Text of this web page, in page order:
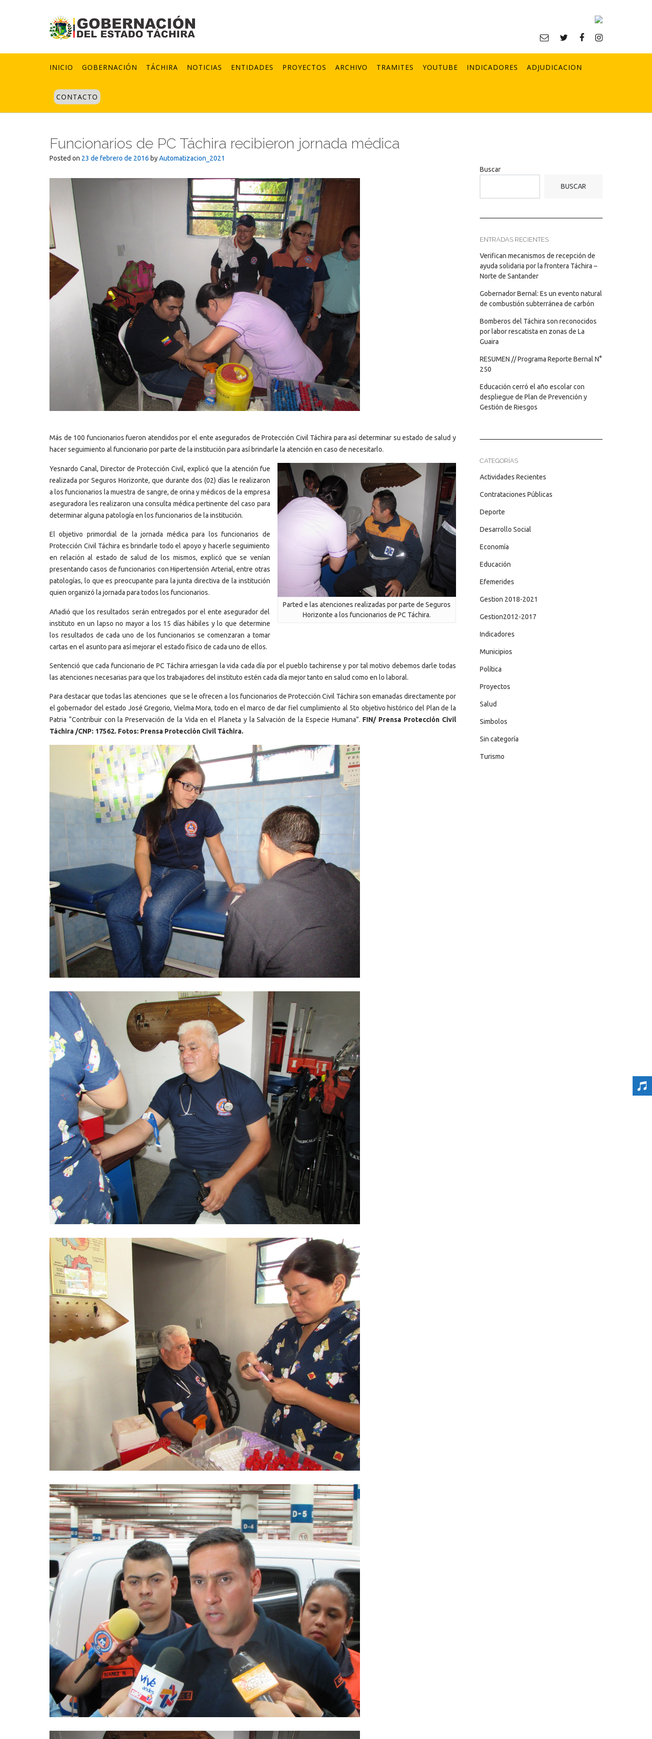
INICIO GOBERNACIÓN TÁCHIRA NOTICIAS ENTIDADES PROYECTOS ARCHIVO TRAMITES YOUTUBE INDICADORES ADJUDICACION
CONTACTO
Funcionarios de PC Táchira recibieron jornada médica
Posted on 23 de febrero de 2016 byAutomatizacion_2021
Más de 100 funcionarios fueron atendidos por el ente asegurados de Protección Civil Táchira para así determinar su estado de salud y
hacer seguimiento al funcionario por parte de la institución para así brindarle la atención en caso de necesitarlo.
Parted e las atenciones realizadas por parte de Seguros
Horizonte a los funcionarios de PC Táchira.
Yesnardo Canal, Director de Protección Civil, explicó que la atención fue
realizada por Seguros Horizonte, que durante dos (02) días le realizaron
a los funcionarios la muestra de sangre, de orina y médicos de la empresa
aseguradora les realizaron una consulta médica pertinente del caso para
determinar alguna patología en los funcionarios de la institución.
El objetivo primordial de la jornada médica para los funcionarios de
Protección Civil Táchira es brindarle todo el apoyo y hacerle seguimiento
en relación al estado de salud de los mismos, explicó que se venían
presentando casos de funcionarios con Hipertensión Arterial, entre otras
patologías, lo que es preocupante para la junta directiva de la institución
quien organizó la jornada para todos los funcionarios.
Añadió que los resultados serán entregados por el ente asegurador del
instituto en un lapso no mayor a los 15 días hábiles y lo que determine
los resultados de cada uno de los funcionarios se comenzaran a tomar
cartas en el asunto para así mejorar el estado físico de cada uno de ellos.
Sentenció que cada funcionario de PC Táchira arriesgan la vida cada día por el pueblo tachirense y por tal motivo debemos darle todas
las atenciones necesarias para que los trabajadores del instituto estén cada día mejor tanto en salud como en lo laboral.
Para destacar que todas las atenciones que se le ofrecen a los funcionarios de Protección Civil Táchira son emanadas directamente por
el gobernador del estado José Gregorio, Vielma Mora, todo en el marco de dar fiel cumplimiento al 5to objetivo histórico del Plan de la
Patria “Contribuir con la Preservación de la Vida en el Planeta y la Salvación de la Especie Humana”. FIN/ Prensa Protección Civil
Táchira /CNP: 17562. Fotos: Prensa Protección Civil Táchira.
Buscar
BUSCAR
ENTRADAS RECIENTES
Verifican mecanismos de recepción de
ayuda solidaria por la frontera Táchira –
Norte de Santander
Gobernador Bernal: Es un evento natural
de combustión subterránea de carbón
Bomberos del Táchira son reconocidos
por labor rescatista en zonas de La
Guaira
RESUMEN // Programa Reporte Bernal N°
250
Educación cerró el año escolar con
despliegue de Plan de Prevención y
Gestión de Riesgos
CATEGORÍAS
Actividades Recientes
Contrataciones Públicas
Deporte
Desarrollo Social
Economía
Educación
Efemerides
Gestion 2018-2021
Gestion2012-2017
Indicadores
Municipios
Política
Proyectos
Salud
Simbolos
Sin categoría
Turismo